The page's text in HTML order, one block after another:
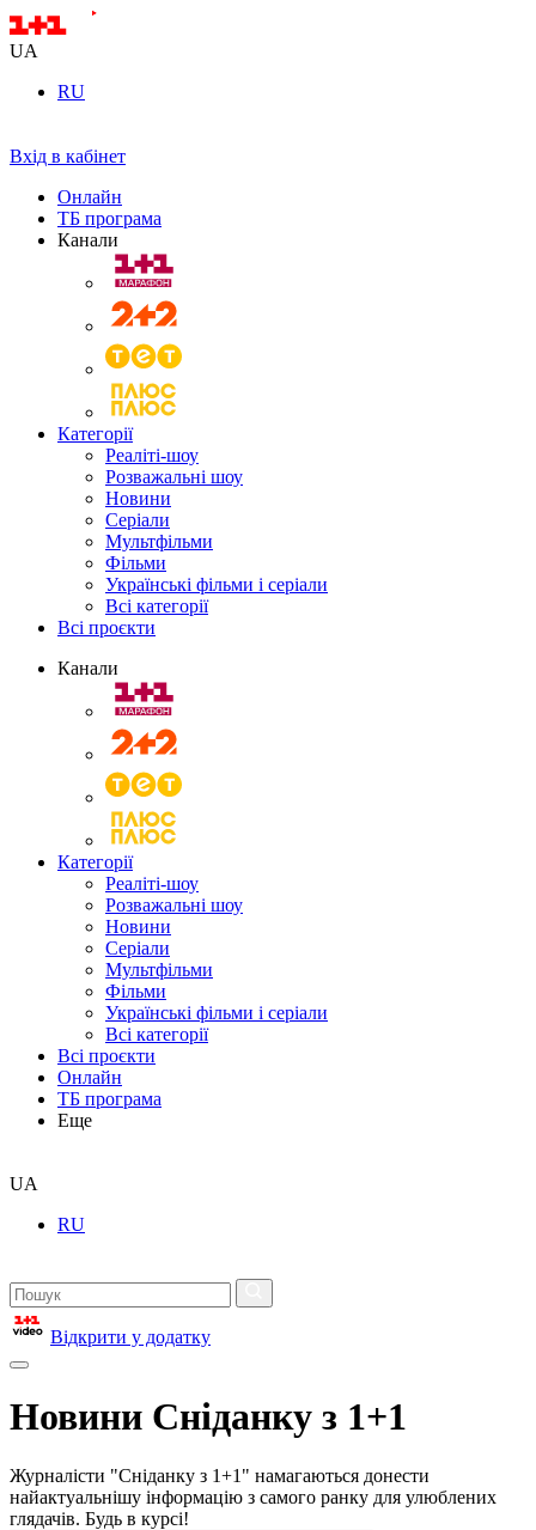
UA
RU
Вхід в кабінет
Онлайн
ТБ програма
Канали
Категорії
Реаліті-шоу
Розважальні шоу
Новини
Серіали
Мультфільми
Фільми
Українські фільми і серіали
Всі категорії
Всі проєкти
Канали
Категорії
Реаліті-шоу
Розважальні шоу
Новини
Серіали
Мультфільми
Фільми
Українські фільми і серіали
Всі категорії
Всі проєкти
Онлайн
ТБ програма
Еще
UA
RU
Відкрити у додатку
Новини Сніданку з 1+1
Журналісти "Сніданку з 1+1" намагаються донести
найактуальнішу інформацію з самого ранку для улюблених
глядачів. Будь в курсі!